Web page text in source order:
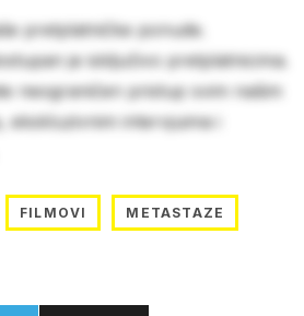
pretplatničke ponude.
je isključivo pretplatnicima.
neograničen pristup svim našim
intervjuima i
FILMOVI METASTAZE